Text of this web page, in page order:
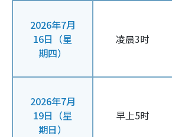
2026年7月
16日（星
期四）
凌晨3时
2026年7月
19日（星
期日）
早上5时